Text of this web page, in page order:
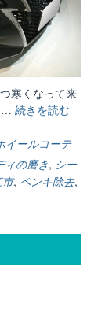
寒くなって来
続きを読む
ト
去・
グ
イールコーテ
ィの磨き, シー
, ペンキ除去,